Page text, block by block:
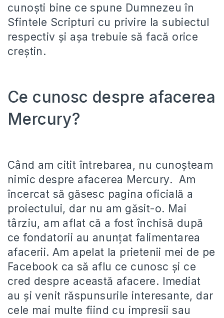
cunoști bine ce spune Dumnezeu în
Sfintele Scripturi cu privire la subiectul
respectiv și așa trebuie să facă orice
creștin.
Ce cunosc despre afacerea
Mercury?
Când am citit întrebarea, nu cunoșteam
nimic despre afacerea Mercury. Am
încercat să găsesc pagina oficială a
proiectului, dar nu am găsit-o. Mai
târziu, am aflat că a fost închisă după
ce fondatorii au anunțat falimentarea
afacerii. Am apelat la prietenii mei de pe
Facebook ca să aflu ce cunosc și ce
cred despre această afacere. Imediat
au și venit răspunsurile interesante, dar
cele mai multe fiind cu impresii sau